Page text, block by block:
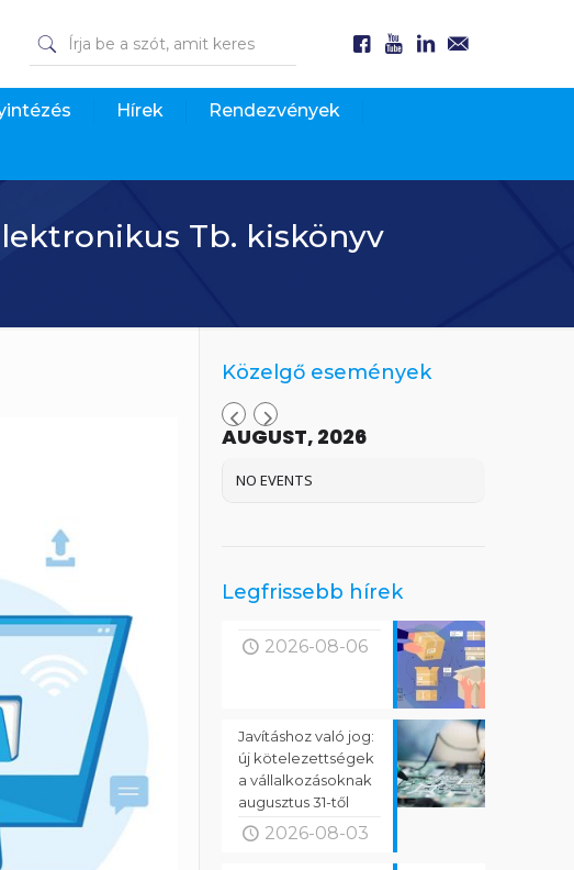
Hírek Rendezvények
Tb. kiskönyv
Közelgő események
AUGUST, 2026
NO EVENTS
Legfrissebb hírek
2026-08-06
Javításhoz való jog:
új kötelezettségek
a vállalkozásoknak
augusztus 31-től
2026-08-03